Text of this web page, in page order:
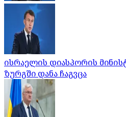
ისრაელის დიასპორის
ზურგში დანა ჩაგვცა